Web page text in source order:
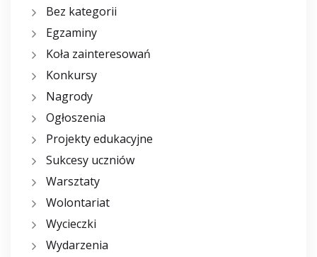
Bez kategorii
Egzaminy
Koła zainteresowań
Konkursy
Nagrody
Ogłoszenia
Projekty edukacyjne
Sukcesy uczniów
Warsztaty
Wolontariat
Wycieczki
Wydarzenia